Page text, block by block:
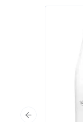
Poprzedni slajd